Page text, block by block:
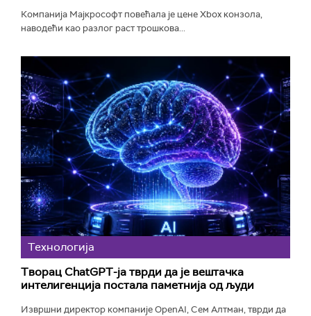
Компанија Мајкрософт повећала је цене Xbox конзола,
наводећи као разлог раст трошкова...
Технологијa
Творац ChatGPT-ја тврди да је вештачка
интелигенција постала паметнија од људи
Извршни директор компаније OpenAI, Сем Алтман, тврди да